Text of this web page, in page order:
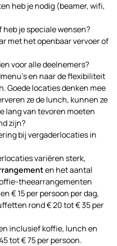
heb je nodig (beamer, wifi,
je speciale wensen?
met het openbaar vervoer of
voor alle deelnemers?
en naar de flexibiliteit
Goede locaties denken mee
ze de lunch, kunnen ze
lang van tevoren moeten
zijn?
bij vergaderlocaties in
variëren sterk,
en het aantal
theearrangementen
€ 15 per persoon per dag,
rond € 20 tot € 35 per
inclusief koffie, lunch en
tot € 75 per persoon.